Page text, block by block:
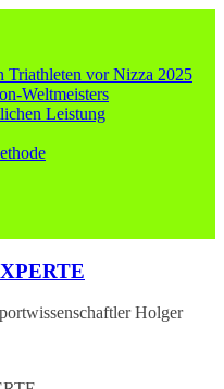
Triathleten vor Nizza 2025
Weltmeisters
Leistung
Holger